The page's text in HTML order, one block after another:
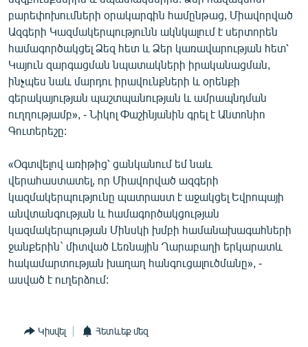
բարեփոխումների օրակարգին համընթաց, Միավորված
Ազգերի Կազմակերպությունն ակնկալում է սերտորեն
համագործակցել Ձեզ հետ և Ձեր կառավարության հետ՝
Կայուն զարգացման նպատակների իրականացման,
ինչպես նաև մարդու իրավունքների և օրենքի
գերակայության պաշտպանության և ամրապնդման
ուղղությամբ», - Նիկոլ Փաշինյանին գրել է Անտոնիո
Գուտերեշը:
«Օգտվելով առիթից՝ ցանկանում եմ նաև
վերահաստատել, որ Միավորված ազգերի
կազմակերպությունը պատրաստ է աջակցել Եվրոպայի
անվտանգության և համագործակցության
կազմակերպության Մինսկի խմբի համանախագահների
ջանքերին` միտված Լեռնային Ղարաբաղի երկարատև
հակամարտության խաղաղ հանգուցալուծմանը», -
ասված է ուղերձում:
Կիսվել Հետևեք մեզ